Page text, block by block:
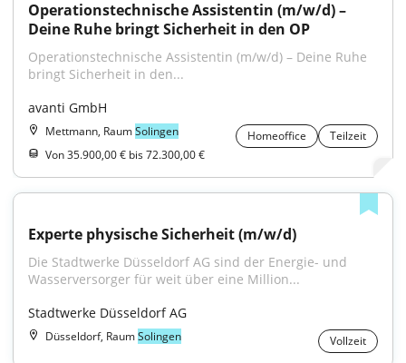
Operationstechnische Assistentin (m/w/d) –
Deine Ruhe bringt Sicherheit in den OP
Operationstechnische Assistentin (m/w/d) – Deine Ruhe
bringt Sicherheit in den...
avanti GmbH
Mettmann, RaumSolingen Homeoffice
Teilzeit
Von 35.900,00 € bis 72.300,00 €
Experte physische Sicherheit (m/w/d)
Die Stadtwerke Düsseldorf AG sind der Energie- und
Wasserversorger für weit über eine Million...
Stadtwerke Düsseldorf AG
Düsseldorf, RaumSolingen Vollzeit